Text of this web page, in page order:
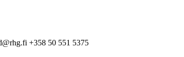
+358 50 551 5375